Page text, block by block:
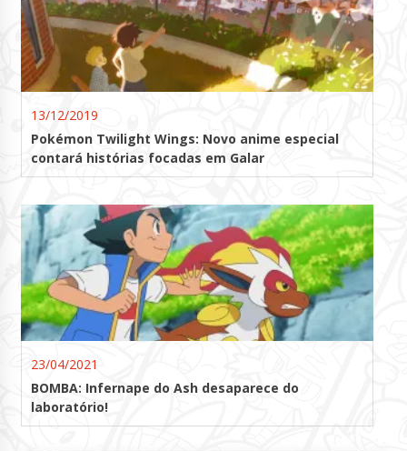
13/12/2019
Pokémon Twilight Wings: Novo anime especial
contará histórias focadas em Galar
23/04/2021
BOMBA: Infernape do Ash desaparece do
laboratório!